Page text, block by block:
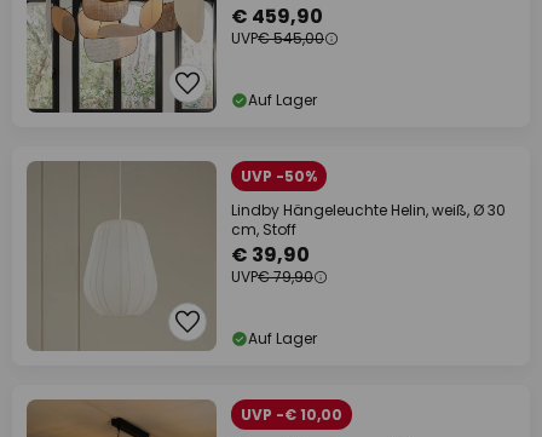
€ 459,90
UVP€ 545,00
Auf Lager
UVP -50%
Lindby Hängeleuchte Helin, weiß, Ø 30
cm, Stoff
€ 39,90
UVP€ 79,90
Auf Lager
UVP -€ 10,00